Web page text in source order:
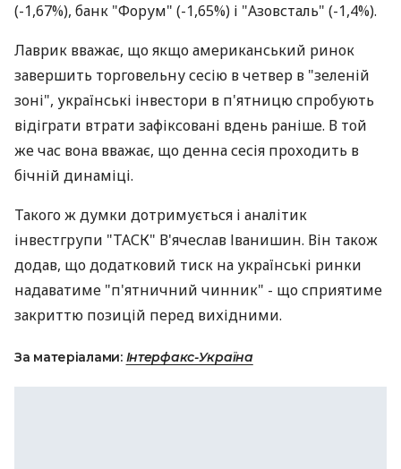
(-1,67%), банк "Форум" (-1,65%) і "Азовсталь" (-1,4%).
Лаврик вважає, що якщо американський ринок
завершить торговельну сесію в четвер в "зеленій
зоні", українські інвестори в п'ятницю спробують
відіграти втрати зафіксовані вдень раніше. В той
же час вона вважає, що денна сесія проходить в
бічній динаміці.
Такого ж думки дотримується і аналітик
інвестгрупи "ТАСК" В'ячеслав Іванишин. Він також
додав, що додатковий тиск на українські ринки
надаватиме "п'ятничний чинник" - що сприятиме
закриттю позицій перед вихідними.
За матеріалами: Інтерфакс-Україна